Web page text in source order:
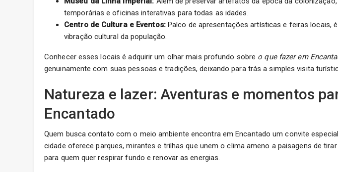
temporárias e oficinas interativas para todas as idades.
Centro de Cultura e Eventos:Palco de apresentações artísticas e feiras locais,
vibração cultural da população.
Conhecer esses locais é adquirir um olhar mais profundo sobre o que fazer em
genuinamente com suas pessoas e tradições, deixando para trás a simples visita
Natureza e lazer: Aventuras e momentos
Encantado
Quem busca contato com o meio ambiente encontra em Encantado um convite
cidade oferece parques, mirantes e trilhas que unem o clima ameno a paisagens de
para quem quer respirar fundo e renovar as energias.